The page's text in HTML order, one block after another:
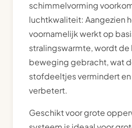
schimmelvorming
luchtkwaliteit: Aangezien
voornamelijk werkt op
stralingswarmte, wordt de
beweging gebracht, wat
stofdeeltjes vermindert
verbetert.
Geschikt voor grote